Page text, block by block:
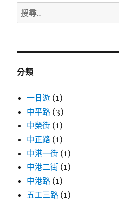
搜
尋
鍵
分類
一日遊 (1)
中平路 (3)
中榮街 (1)
中正路 (1)
中港一街 (1)
中港二街 (1)
中港路 (1)
五工三路 (1)